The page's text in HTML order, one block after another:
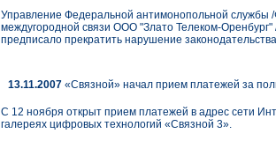
Управление Федеральной антимонопольной службы
междугородной связи ООО "Злато Телеком-
предписало прекратить нарушение
13.11.2007 «Связной» начал прием платежей за
С 12 ноября открыт прием платежей в адрес сети
галереях цифровых технологий «Связной 3».